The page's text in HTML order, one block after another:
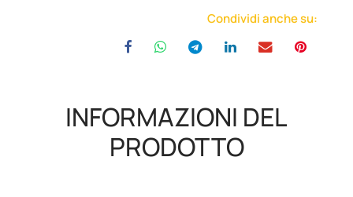
Condividi anche su:
INFORMAZIONI DEL
PRODOTTO